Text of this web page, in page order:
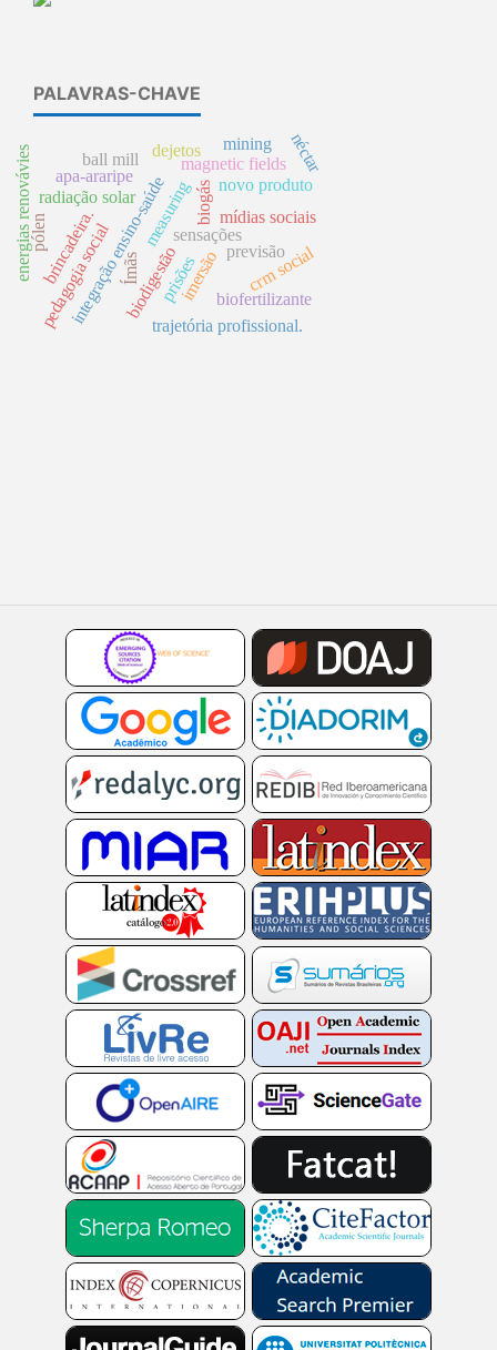
PALAVRAS-CHAVE
integração ensino-saúde biogás
measuring
magnetic fields
sensações
imersão
radiação solar
energias renovávies previsão
mídias sociais
crm social
biodigestão biofertilizante
dejetos
pedagogia social trajetória profissional.
Ímãs
brincadeira.
apa-araripe novo produto
prisões
mining
ball mill
néctar
pólen